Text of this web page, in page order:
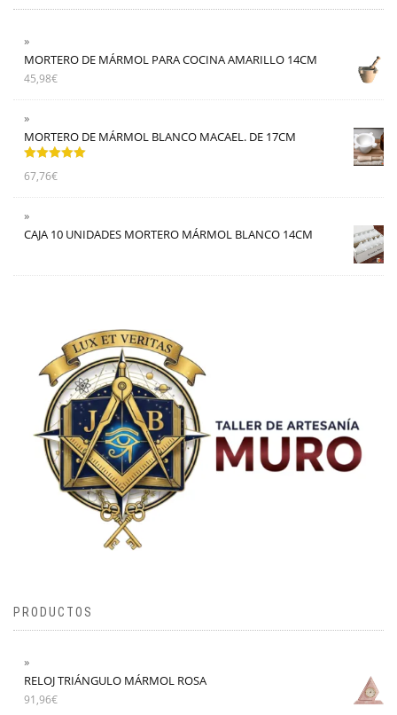
MORTERO DE MÁRMOL PARA COCINA AMARILLO 14CM
45,98€
MORTERO DE MÁRMOL BLANCO MACAEL. DE 17CM
Valorado
con5.00
67,76€
CAJA 10 UNIDADES MORTERO MÁRMOL BLANCO 14CM
PRODUCTOS
RELOJ TRIÁNGULO MÁRMOL ROSA
91,96€